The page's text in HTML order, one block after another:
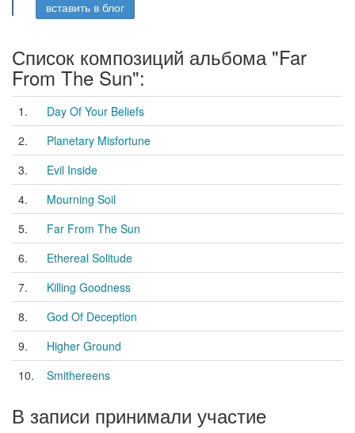
вставить в блог
Список композиций альбома "Far
From The Sun":
1.
Day Of Your Beliefs
2.
Planetary Misfortune
3.
Evil Inside
4.
Mourning Soil
5.
Far From The Sun
6.
Ethereal Solitude
7.
Killing Goodness
8.
God Of Deception
9.
Higher Ground
10.
Smithereens
В записи принимали участие